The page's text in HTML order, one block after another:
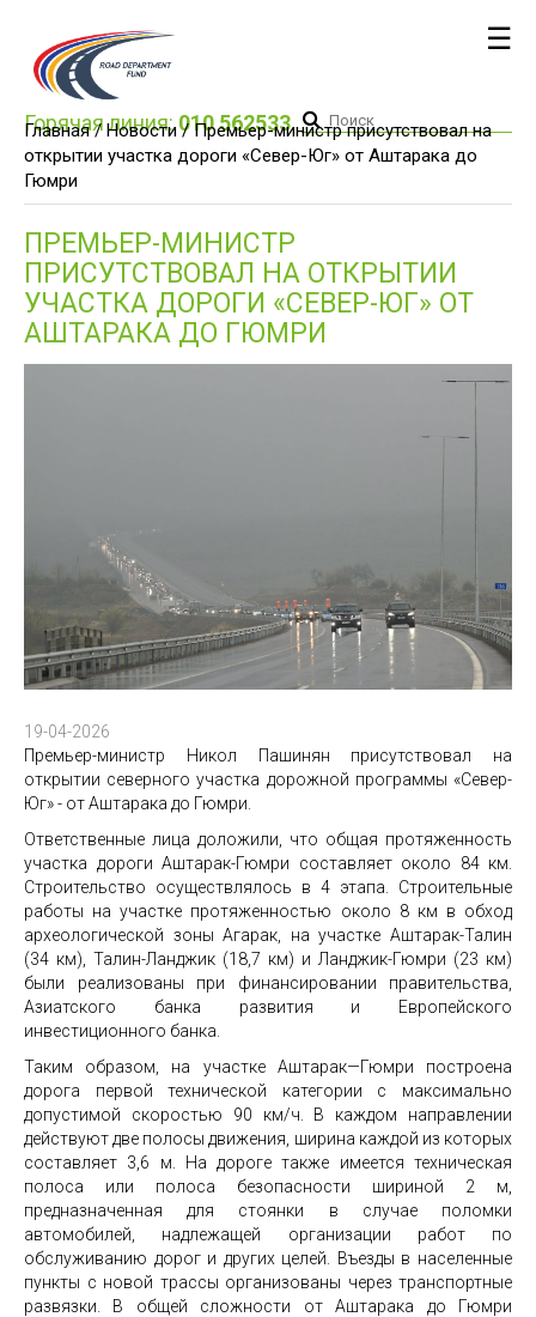
☰
Горячая линия:010 562533
Главная / Новости / Премьер-министр присутствовал на
открытии участка дороги «Север-Юг» от Аштарака до
Гюмри
ПРЕМЬЕР-МИНИСТР
ПРИСУТСТВОВАЛ НА ОТКРЫТИИ
УЧАСТКА ДОРОГИ «СЕВЕР-ЮГ» ОТ
АШТАРАКА ДО ГЮМРИ
19-04-2026
Премьер-министр Никол Пашинян присутствовал на
открытии северного участка дорожной программы «Север-
Юг» - от Аштарака до Гюмри.
Ответственные лица доложили, что общая протяженность
участка дороги Аштарак-Гюмри составляет около 84 км.
Строительство осуществлялось в 4 этапа. Строительные
работы на участке протяженностью около 8 км в обход
археологической зоны Агарак, на участке Аштарак-Талин
(34 км), Талин-Ланджик (18,7 км) и Ланджик-Гюмри (23 км)
были реализованы при финансировании правительства,
Азиатского банка развития и Европейского
инвестиционного банка.
Таким образом, на участке Аштарак—Гюмри построена
дорога первой технической категории с максимально
допустимой скоростью 90 км/ч. В каждом направлении
действуют две полосы движения, ширина каждой из которых
составляет 3,6 м. На дороге также имеется техническая
полоса или полоса безопасности шириной 2 м,
предназначенная для стоянки в случае поломки
автомобилей, надлежащей организации работ по
обслуживанию дорог и других целей. Въезды в населенные
пункты с новой трассы организованы через транспортные
развязки. В общей сложности от Аштарака до Гюмри